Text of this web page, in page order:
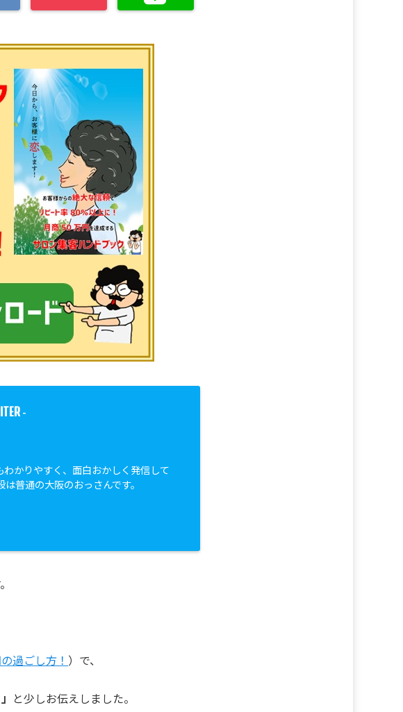
-
かりやすく、面白おかしく発信して
普通の大阪のおっさんです。
過ごし方！ ）で、
と少しお伝えしました。